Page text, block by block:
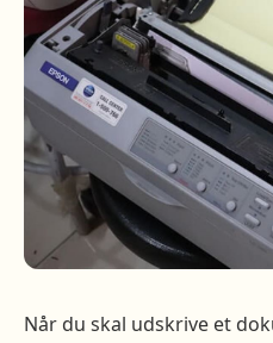
Når du skal udskrive et